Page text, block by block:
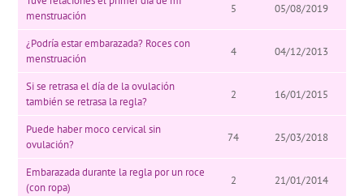
menstruación
5 05/08/2019
¿Podría estar embarazada? Roces con
menstruación
4 04/12/2013
Si se retrasa el día de la ovulación
también se retrasa la regla?
2 16/01/2015
Puede haber moco cervical sin
ovulación?
74 25/03/2018
Embarazada durante la regla por un roce
(con ropa)
2 21/01/2014